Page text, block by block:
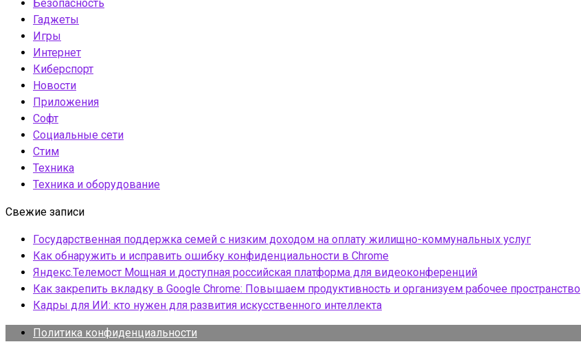
Безопасность
Гаджеты
Игры
Интернет
Киберспорт
Новости
Приложения
Софт
Социальные сети
Стим
Техника
Техника и оборудование
Свежие записи
Государственная поддержка семей с низким доходом на оплату жилищно-коммунальных услуг
Как обнаружить и исправить ошибку конфиденциальности в Chrome
Яндекс.Телемост Мощная и доступная российская платформа для видеоконференций
Как закрепить вкладку в Google Chrome: Повышаем продуктивность и организуем рабочее пространство
Кадры для ИИ: кто нужен для развития искусственного интеллекта
Политика конфиденциальности